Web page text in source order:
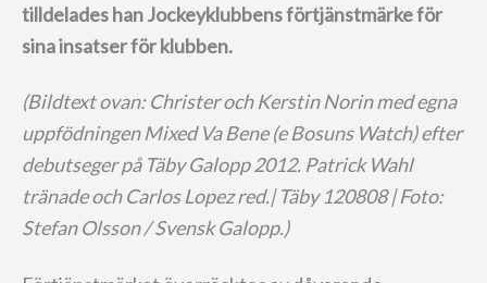
tilldelades han Jockeyklubbens förtjänstmärke för
sina insatser för klubben.
(Bildtext ovan: Christer och Kerstin Norin med egna
uppfödningen Mixed Va Bene (e Bosuns Watch) efter
debutseger på Täby Galopp 2012. Patrick Wahl
tränade och Carlos Lopez red.| Täby 120808 | Foto:
Stefan Olsson / Svensk Galopp.)